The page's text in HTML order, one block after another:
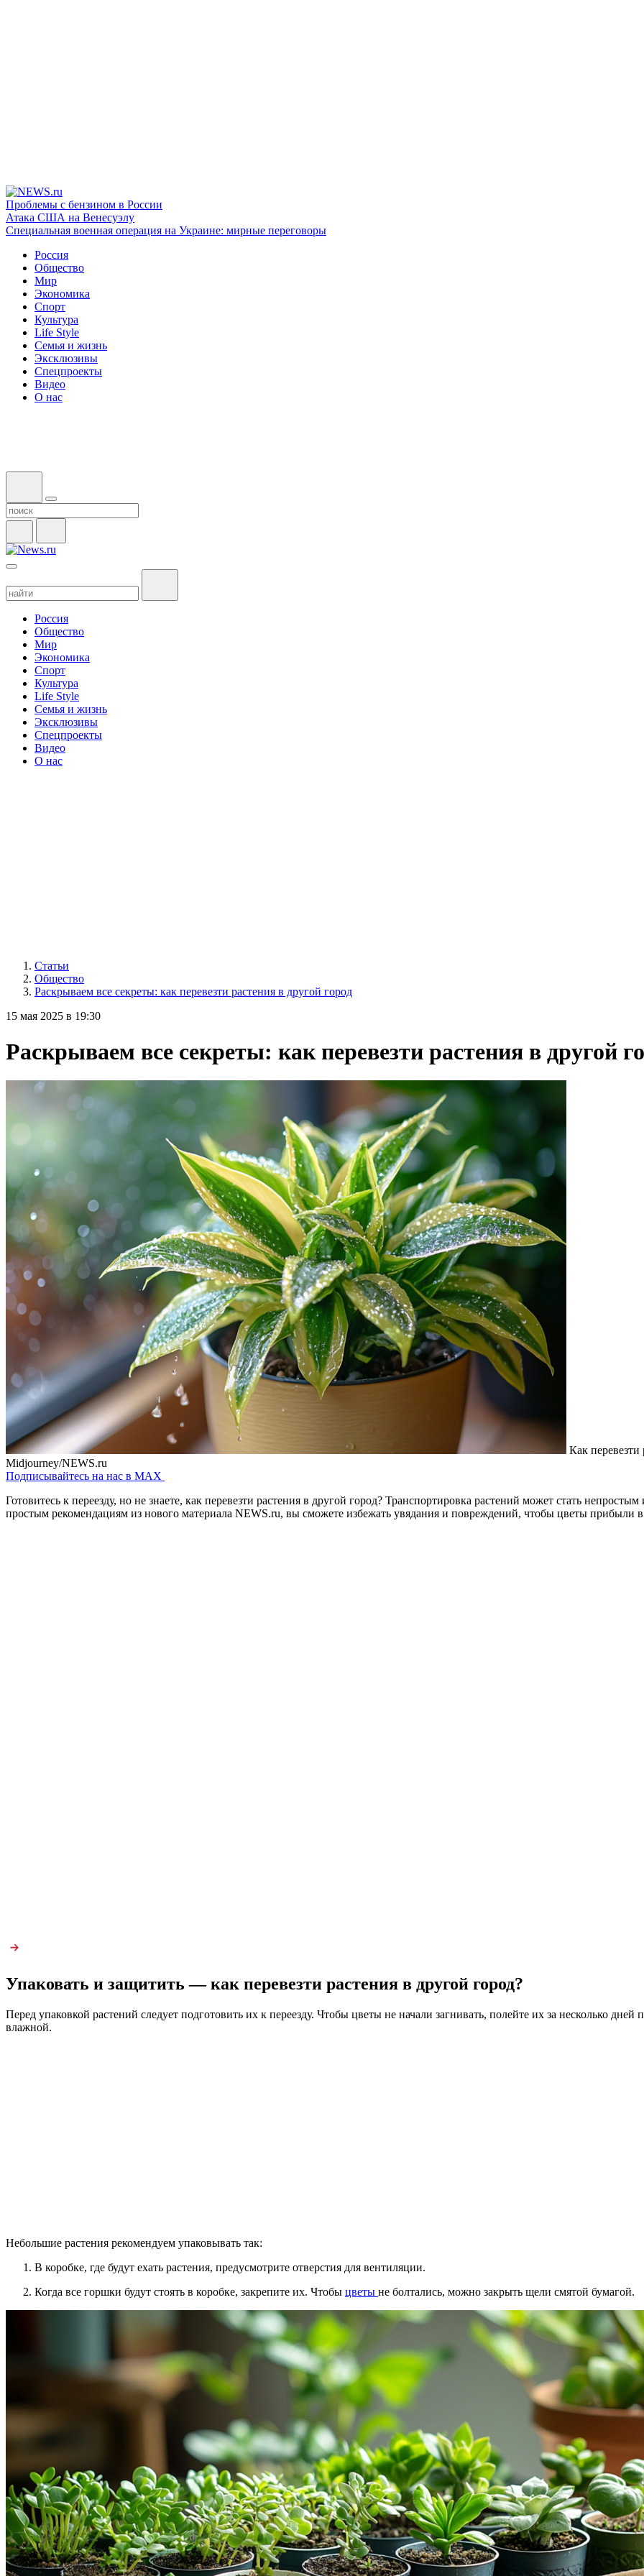
Проблемы с бензином в России
Атака США на Венесуэлу
Специальная военная операция на Украине: мирные переговоры
Россия
Общество
Мир
Экономика
Спорт
Культура
Life Style
Семья и жизнь
Эксклюзивы
Спецпроекты
Видео
О нас
Россия
Общество
Мир
Экономика
Спорт
Культура
Life Style
Семья и жизнь
Эксклюзивы
Спецпроекты
Видео
О нас
Статьи
Общество
Раскрываем все секреты: как перевезти растения в другой город
15 мая 2025 в 19:30
Раскрываем все секреты: как перевезти растения в другой
Как перевезти
Midjourney/NEWS.ru
Подписывайтесь на нас в MAX
Готовитесь к переезду, но не знаете, как перевезти растения в другой город? Транспортировка растений может стать
простым рекомендациям из нового материала NEWS.ru, вы сможете избежать увядания и повреждений, чтобы цветы прибыли
Упаковать и защитить — как перевезти растения в другой город?
Перед упаковкой растений следует подготовить их к переезду. Чтобы цветы не начали загнивать, полейте их за несколько
влажной.
Небольшие растения рекомендуем упаковывать так:
В коробке, где будут ехать растения, предусмотрите отверстия для вентиляции.
Когда все горшки будут стоять в коробке, закрепите их. Чтобы цветы не болтались, можно закрыть щели смятой бумагой.